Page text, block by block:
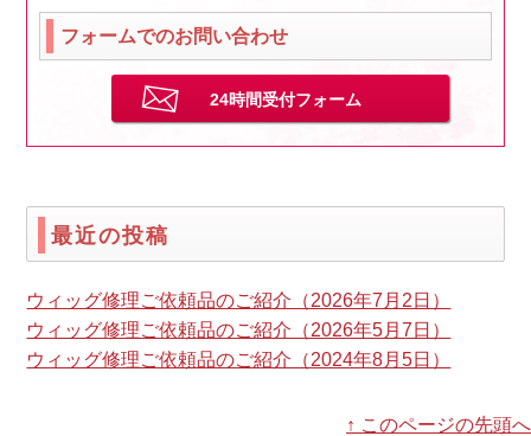
フォームでのお問い合わせ
24時間受付フォーム
最近の投稿
ウィッグ修理ご依頼品のご紹介（2026年7月2日）
ウィッグ修理ご依頼品のご紹介（2026年5月7日）
ウィッグ修理ご依頼品のご紹介（2024年8月5日）
↑ このページの先頭へ